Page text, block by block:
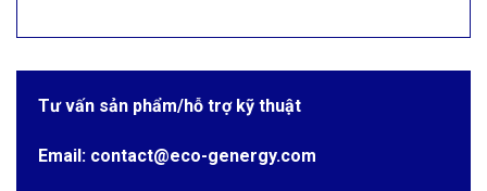
Tư vấn sản phẩm/hỗ trợ kỹ thuật
Email: contact@eco-genergy.com